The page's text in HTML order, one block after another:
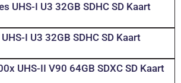
UHS-I U3 32GB SDHC SD Kaart
I U3 32GB SDHC SD Kaart
UHS-II V90 64GB SDXC SD Kaart